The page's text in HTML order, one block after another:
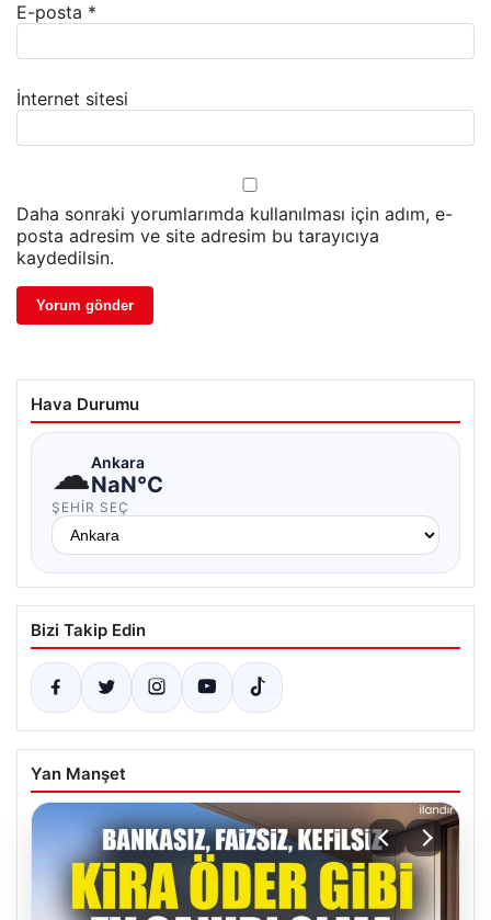
E-posta *
İnternet sitesi
Daha sonraki yorumlarımda kullanılması için adım, e-
posta adresim ve site adresim bu tarayıcıya
kaydedilsin.
Hava Durumu
☁Ankara
NaN°C
ŞEHIR SEÇ
Bizi Takip Edin
Yan Manşet